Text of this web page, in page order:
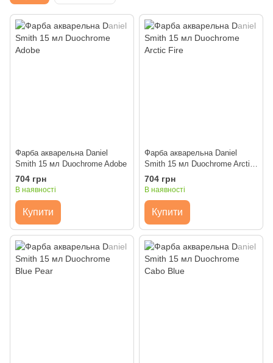
Фарба акварельна Daniel
Smith 15 мл Duochrome Adobe
704 грн
В наявності
Купити
Фарба акварельна Daniel
Smith 15 мл Duochrome Arctic
Fire
704 грн
В наявності
Купити